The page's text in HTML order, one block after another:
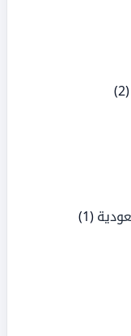
(2)
(1)